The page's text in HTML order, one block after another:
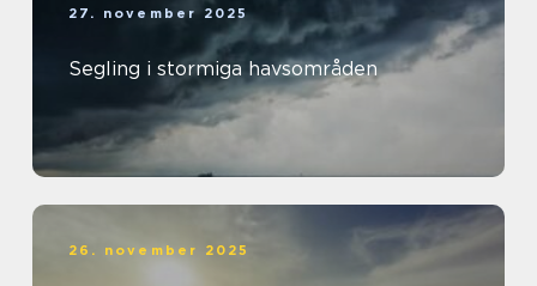
27. november 2025
Segling i stormiga havsområden
26. november 2025